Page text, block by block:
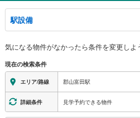
駅設備
※段差なしでの移動経路
地上⇔改札⇔ホーム：○
エレベータ
・地上⇔南北自由通路
トイレ
《多機能トイレ》
気になる物件がなかったら条件を変更しよ
現在の検索条件
エリア/路線 郡山富田駅
詳細条件 見学予約できる物件